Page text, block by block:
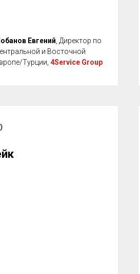
Евгений , Директор по
и Восточной
Турции, 4Service Group